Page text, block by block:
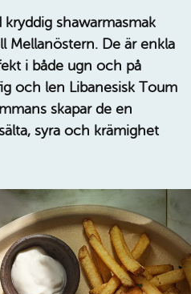
shawarmasmak
Mellanöstern. De är enkla
i både ugn och på
och len Libanesisk Toum
skapar de en
syra och krämighet